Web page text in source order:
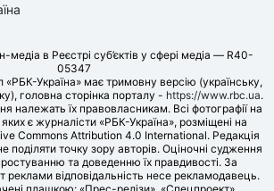
медіа в Реєстрі суб’єктів у сфері медіа — R40-
05347
«РБК-Україна» має тримовну версію (українську,
головна сторінка порталу - https://www.rbc.ua.
належать їх правовласникам. Всі фотографії на
є журналісти «РБК-Україна», розміщені на
Commons Attribution 4.0 International. Редакція
поділяти точку зору авторів. Оціночні судження
та доведенню їх правдивості. За
реклами відповідальність несе рекламодавець.